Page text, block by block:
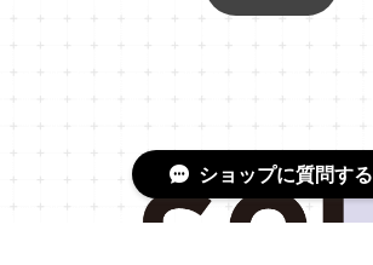
ショップに質問する